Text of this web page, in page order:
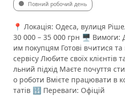
Повний робочий день
📍 Локація: Одеса, вулиця
30 000 – 35 000 грн 🖥 Вимоги:
им покупцям Готові вчитися
сервісу Любите своїх клієнтів
льний підхід Маєте почуття
о роботи Вмієте працювати в
татів 🔢 Переваги: Офіцій